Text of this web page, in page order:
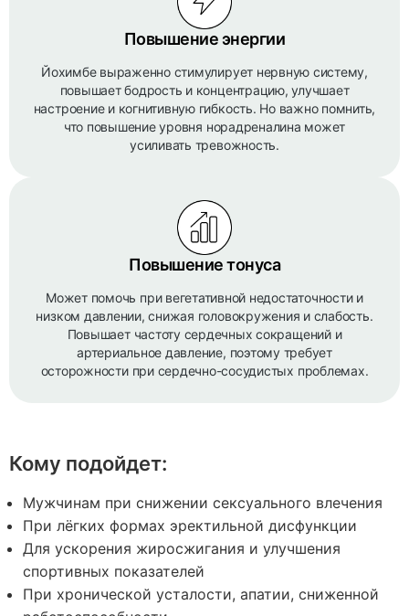
Повышение энергии
Йохимбе выраженно стимулирует нервную систему,
повышает бодрость и концентрацию, улучшает
настроение и когнитивную гибкость. Но важно помнить,
что повышение уровня норадреналина может
усиливать тревожность.
Повышение тонуса
Может помочь при вегетативной недостаточности и
низком давлении, снижая головокружения и слабость.
Повышает частоту сердечных сокращений и
артериальное давление, поэтому требует
осторожности при сердечно-сосудистых проблемах.
Кому подойдет:
Мужчинам при снижении сексуального влечения
При лёгких формах эректильной дисфункции
Для ускорения жиросжигания и улучшения
спортивных показателей
При хронической усталости, апатии, сниженной